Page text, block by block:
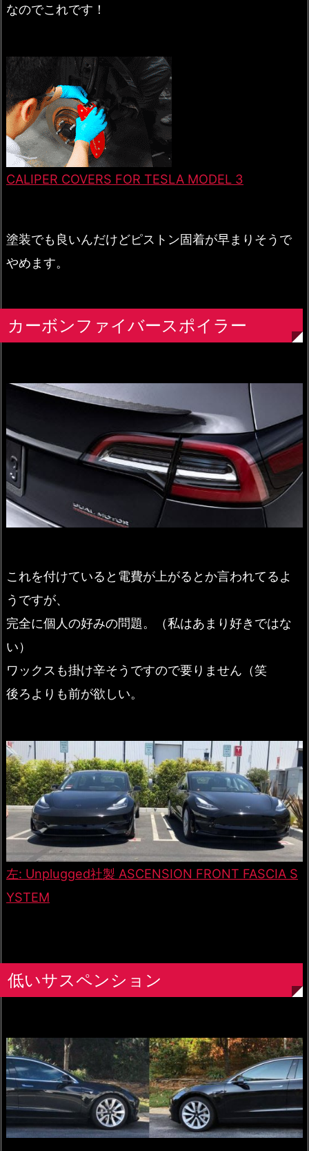
なのでこれです！
CALIPER COVERS FOR TESLA MODEL 3
塗装でも良いんだけどピストン固着が早まりそうで
やめます。
カーボンファイバースポイラー
これを付けていると電費が上がるとか言われてるよ
うですが、
完全に個人の好みの問題。（私はあまり好きではな
い）
ワックスも掛け辛そうですので要りません（笑
後ろよりも前が欲しい。
左: Unplugged社製 ASCENSION FRONT FASCIA S
YSTEM
低いサスペンション